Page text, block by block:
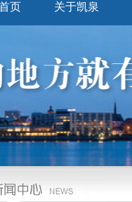
页 关于凯泉